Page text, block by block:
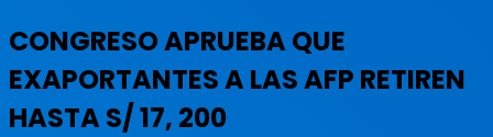
CONGRESO APRUEBA QUE
EXAPORTANTES A LAS AFP RETIREN
HASTA S/ 17, 200